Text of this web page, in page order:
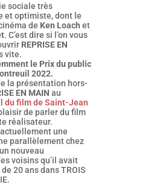
sociale très
et optimiste, dont le
de Ken Loach et
. C’est dire si l’on vous
REPRISE EN
vite.
le Prix du public
2022.
la présentation hors-
EN MAIN au
du film de Saint-Jean
de parler du film
réalisateur.
une
parallèlement chez
nouveau
voisins qu’il avait
20 ans dans TROIS